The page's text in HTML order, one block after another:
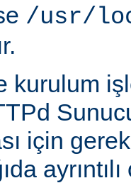
/usr/
kurulum
için